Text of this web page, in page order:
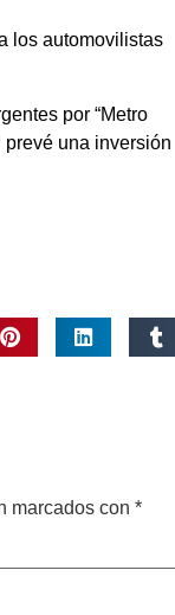
los automovilistas
por “Metro
prevé una inversión
marcados con *